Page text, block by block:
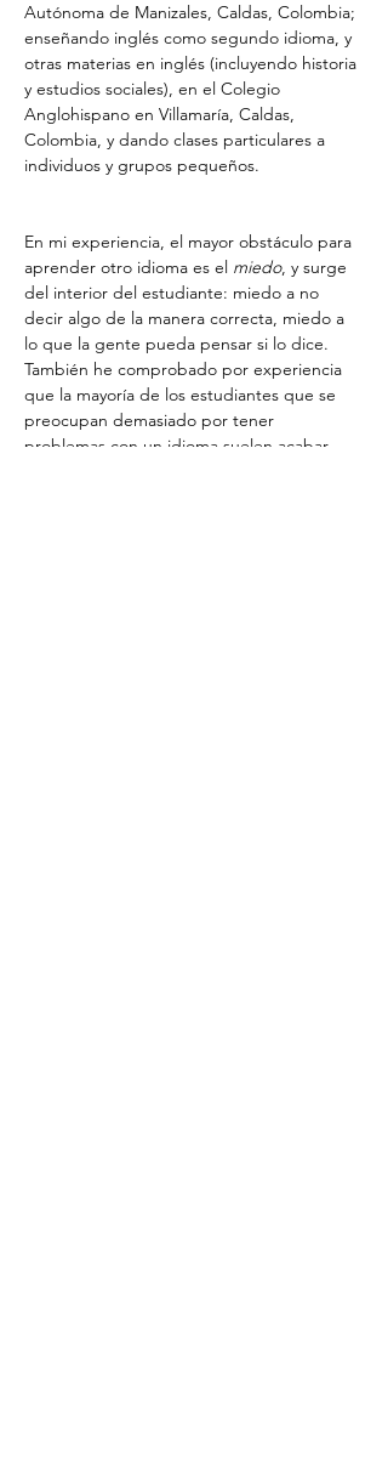
Autónoma de Manizales, Caldas, Colombia;
enseñando inglés como segundo idioma, y
otras materias en inglés (incluyendo historia
y estudios sociales), en el Colegio
Anglohispano en Villamaría, Caldas,
Colombia, y dando clases particulares a
individuos y grupos pequeños.
En mi experiencia, el mayor obstáculo para
aprender otro idioma es el miedo, y surge
del interior del estudiante: miedo a no
decir algo de la manera correcta, miedo a
lo que la gente pueda pensar si lo dice.
También he comprobado por experiencia
que la mayoría de los estudiantes que se
preocupan demasiado por tener
problemas con un idioma suelen acabar